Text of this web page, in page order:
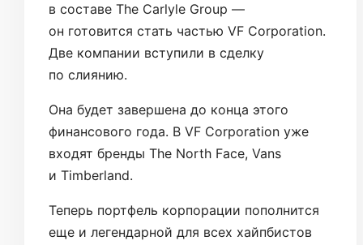
в составе The Carlyle Group —
он готовится стать частью VF Corporation.
Две компании вступили в сделку
по слиянию.
Она будет завершена до конца этого
финансового года. В VF Corporation уже
входят бренды The North Face, Vans
и Timberland.
Теперь портфель корпорации пополнится
еще и легендарной для всех хайпбистов